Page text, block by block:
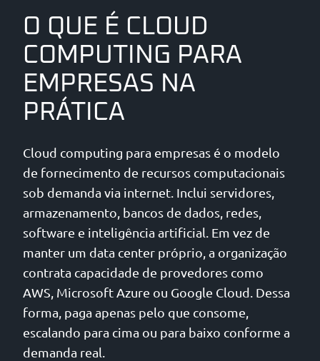
O QUE É CLOUD
COMPUTING PARA
EMPRESAS NA
PRÁTICA
Cloud computing para empresas é o modelo
de fornecimento de recursos computacionais
sob demanda via internet. Inclui servidores,
armazenamento, bancos de dados, redes,
software e inteligência artificial. Em vez de
manter um data center próprio, a organização
contrata capacidade de provedores como
AWS, Microsoft Azure ou Google Cloud. Dessa
forma, paga apenas pelo que consome,
escalando para cima ou para baixo conforme a
demanda real.